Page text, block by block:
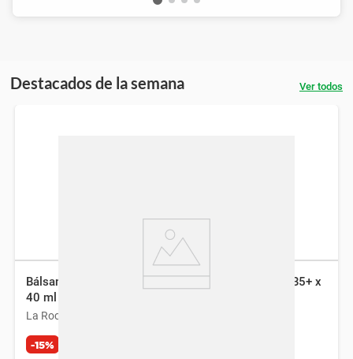
Destacados de la semana Ver todos
Bálsamo Facial La Roche-Posay Cicaplast Baume B5+ x
40 ml
La Roche-Posay
-15%